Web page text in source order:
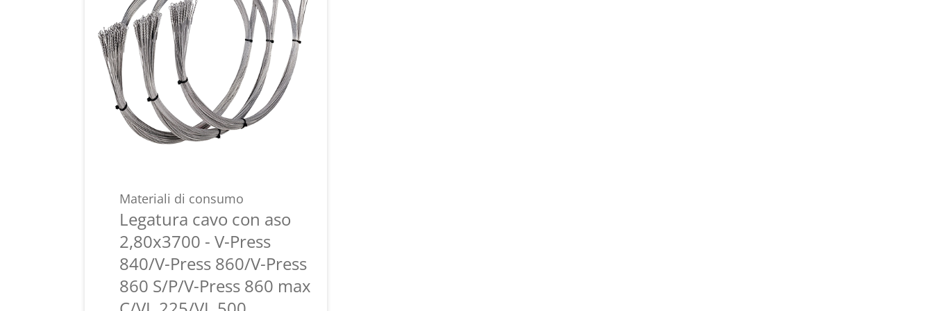
Materiali di consumo
Legatura cavo con aso
2,80x3700 - V-Press
840/V-Press 860/V-Press
860 S/P/V-Press 860 max